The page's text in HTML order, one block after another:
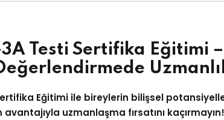
Testi Sertifika Eğitimi
Eğitimi ile bireylerin bilişsel
avantajıyla uzmanlaşma fırsatını kaçırmayın!